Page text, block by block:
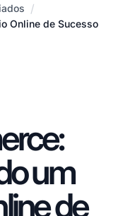
/
Online de Sucesso
um
de